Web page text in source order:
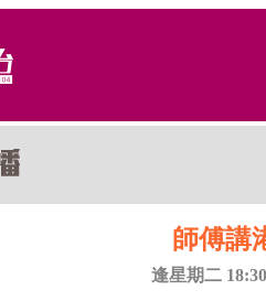
師傅講
逢星期二